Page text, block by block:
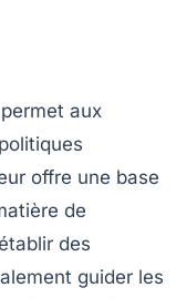
aux
offre une base
de
des
guider les